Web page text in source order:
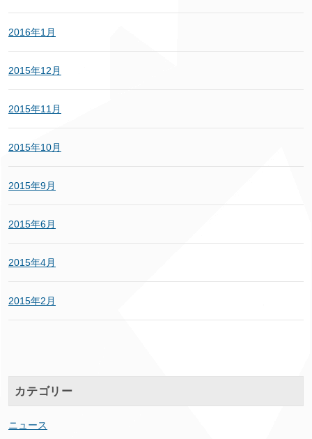
2016年1月
2015年12月
2015年11月
2015年10月
2015年9月
2015年6月
2015年4月
2015年2月
カテゴリー
ニュース